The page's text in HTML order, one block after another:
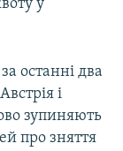
у
останні два
і
зупиняють
про зняття